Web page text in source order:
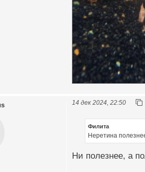
14 дек 2024, 22:50
Филита
Неретина
Ни полезнее, а